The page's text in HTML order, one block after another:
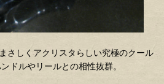
さしくアクリスタらしい究極のクール
ドルやリールとの相性抜群。